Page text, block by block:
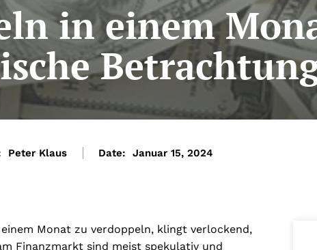
in einem
Peter Klaus Date: Januar 15, 2024
Monat zu verdoppeln, klingt verlockend,
Finanzmarkt sind meist spekulativ und